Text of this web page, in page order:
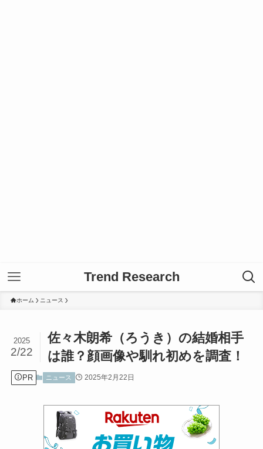
Trend Research
ホーム ニュース
佐々木朗希（ろうき）の結婚相手
は誰？顔画像や馴れ初めを調査！
2025
2/22
PR ニュース 2025年2月22日